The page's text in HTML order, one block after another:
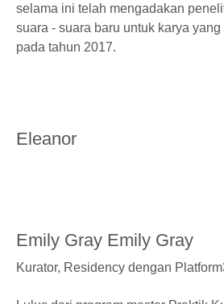
selama ini telah mengadakan
suara - suara baru untuk karya
pada tahun 2017.
Eleanor
Emily Gray Emily Gray
Kurator, Residency dengan